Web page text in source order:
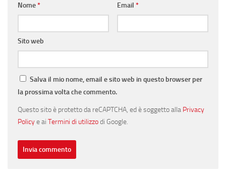
Nome* Email *
Sito web
Salva il mio nome, email e sito web in questo browser per
la prossima volta che commento.
Questo sito è protetto da reCAPTCHA, ed è soggetto alla Privacy
Policye ai Termini di utilizzodi Google.